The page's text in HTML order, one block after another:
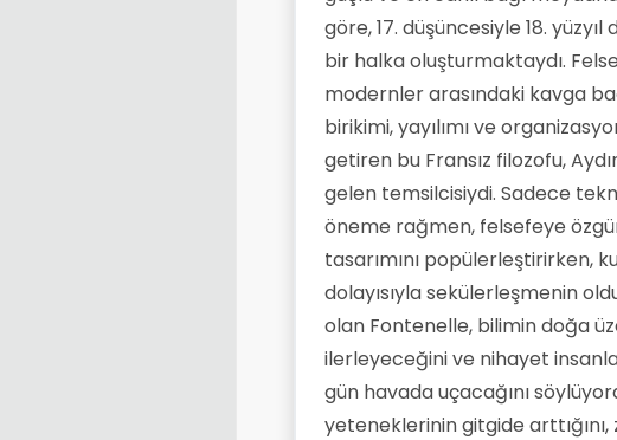
göre, 17. düşüncesiyle 18.
bir halka oluşturmaktaydı.
modernler arasındaki kavga
birikimi, yayılımı ve
getiren bu Fransız filozofu,
gelen temsilcisiydi. Sadece
öneme rağmen, felsefeye
tasarımını popülerleştirirken,
dolayısıyla sekülerleşmenin
olan Fontenelle, bilimin doğa
ilerleyeceğini ve nihayet
gün havada uçacağını
yeteneklerinin gitgide